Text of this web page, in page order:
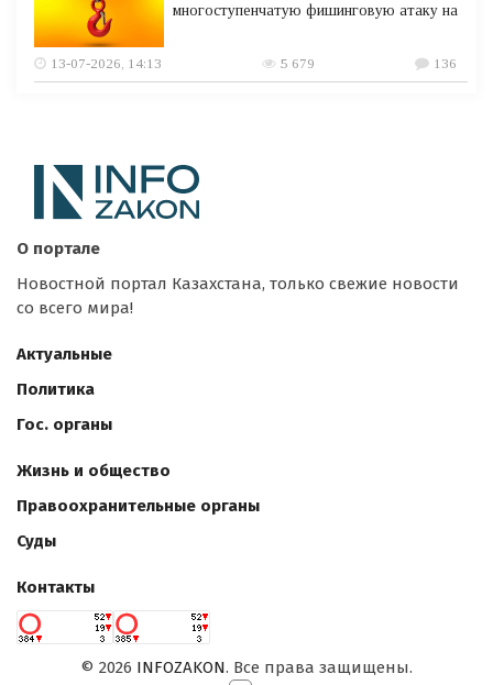
многоступенчатую фишинговую атаку на
13-07-2026, 14:13 5 679 136
О портале
Новостной портал Казахстана, только свежие новости
со всего мира!
Актуальные
Политика
Гос. органы
Жизнь и общество
Правоохранительные органы
Суды
Контакты
© 2026 INFOZAKON. Все права защищены.